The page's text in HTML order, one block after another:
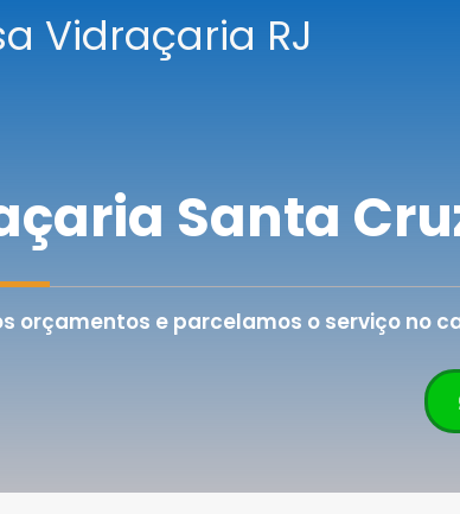
Vidraçaria RJ
Santa
orçamentos e parcelamos o serviço no